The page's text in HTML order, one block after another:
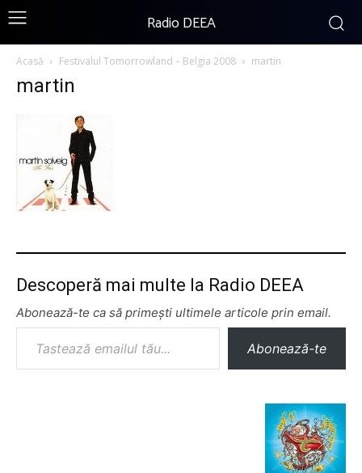
Radio DEEA
Acasă Festivalul Tomorrowland – Belgia 2008 martin
martin
Descoperă mai multe la Radio DEEA
Abonează-te ca să primești ultimele articole prin email.
Tastează emailul tău...
Abonează-te